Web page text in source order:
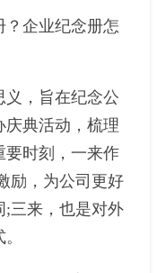
企业纪念册怎
，旨在纪念公
庆典活动，梳理
要时刻，一来作
励，为公司更好
;三来，也是对外